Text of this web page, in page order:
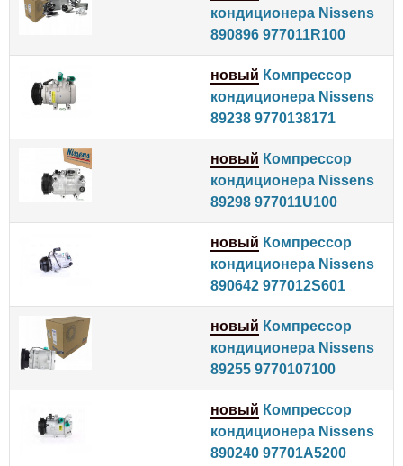
кондиционера Nissens
890896 977011R100
новый Компрессор
кондиционера Nissens
89238 9770138171
новый Компрессор
кондиционера Nissens
89298 977011U100
новый Компрессор
кондиционера Nissens
890642 977012S601
новый Компрессор
кондиционера Nissens
89255 9770107100
новый Компрессор
кондиционера Nissens
890240 97701A5200